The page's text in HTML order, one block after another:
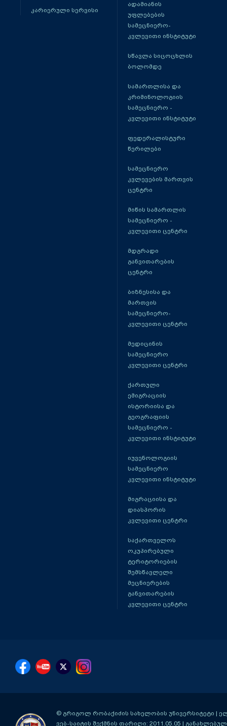
კარიერული სერვისი
ადამიანის
უფლებების
სამეცნიერო-
კვლევითი ინსტიტუტი
სწავლა სიცოცხლის
ბოლომდე
სამართლისა და
კრიმინოლოგიის
სამეცნიერო -
კვლევითი ინსტიტუტი
ფედერალისტური
წერილები
სამეცნიერო
კვლევების მართვის
ცენტრი
მიწის სამართლის
სამეცნიერო -
კვლევითი ცენტრი
მდგრადი
განვითარების
ცენტრი
ბიზნესისა და
მართვის
სამეცნიერო-
კვლევითი ცენტრი
მედიცინის
სამეცნიერო
კვლევითი ცენტრი
ქართული
ემიგრაციის
ისტორიისა და
გეოგრაფიის
სამეცნიერო -
კვლევითი ინსტიტუტი
იუვენოლოგიის
სამეცნიერო
კვლევითი ინსტიტუტი
მიგრაციისა და
დიასპორის
კვლევითი ცენტრი
საქართველოს
ოკუპირებული
ტერიტორიების
შემსწავლელი
მეცნიერების
განვითარების
კვლევითი ცენტრი
© გრიგოლ რობაქიძის სახელობის უნივერსიტეტი |
ვებ-საიტის შექმნის თარიღი: 2011.05.05 |